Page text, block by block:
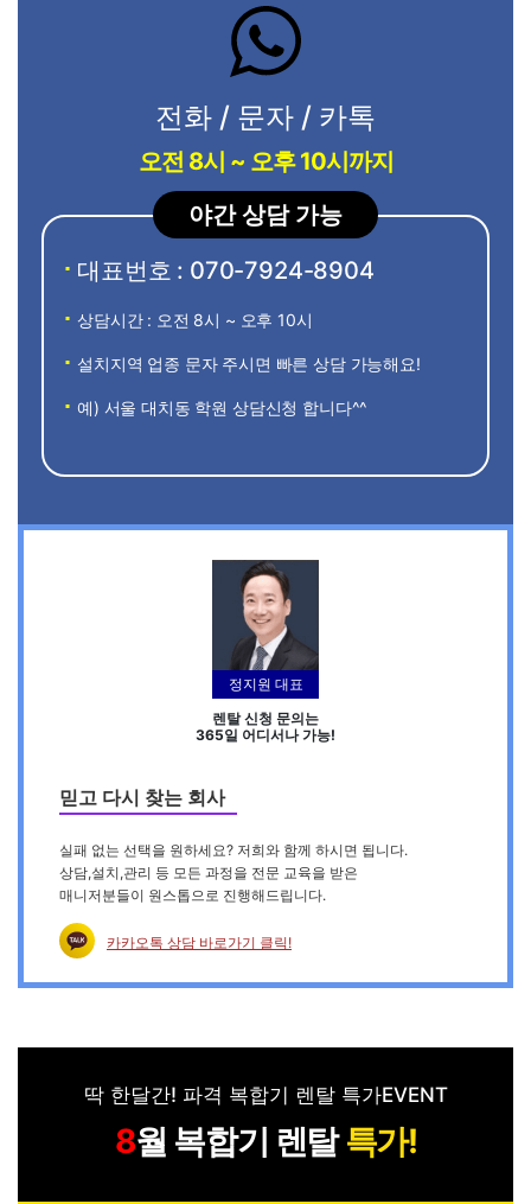
전화 / 문자 / 카톡
오전 8시 ~ 오후 10시까지
야간 상담 가능
대표번호 : 070-7924-8904
상담시간 : 오전 8시 ~ 오후 10시
설치지역 업종 문자 주시면 빠른 상담 가능해요!
예) 서울 대치동 학원 상담신청 합니다^^
정지원 대표
렌탈 신청 문의는
365일 어디서나 가능!
믿고 다시 찾는 회사
실패 없는 선택을 원하세요? 저희와 함께 하시면 됩니다.
상담,설치,관리 등 모든 과정을 전문 교육을 받은
매니저분들이 원스톱으로 진행해드립니다.
카카오톡 상담 바로가기 클릭!
딱 한달간! 파격 복합기 렌탈 특가EVENT
월 복합기 렌탈특가!